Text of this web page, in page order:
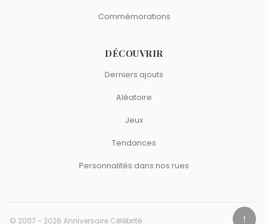
Commémorations
DÉCOUVRIR
Derniers ajouts
Aléatoire
Jeux
Tendances
Personnalités dans nos rues
© 2007 - 2026 Anniversaire Célébrité
↑